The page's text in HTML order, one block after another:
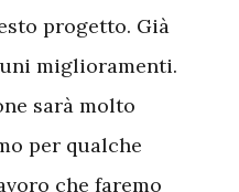
progetto. Già
miglioramenti.
sarà molto
per qualche
che faremo